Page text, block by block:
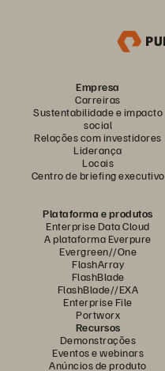
Empresa
Carreiras
Sustentabilidade e impacto
social
Relações com investidores
Liderança
Locais
Centro de briefing executivo
Plataforma e produtos
Enterprise Data Cloud
A plataforma Everpure
Evergreen//One
FlashArray
FlashBlade
FlashBlade//EXA
Enterprise File
Portworx
Recursos
Demonstrações
Eventos e webinars
Anúncios de produto